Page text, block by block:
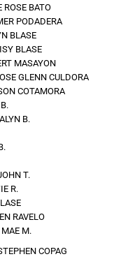
BATO
PODADERA
BLASE
BLASE
MASAYON
GLENN CULDORA
COTAMORA
B.
T.
R.
RAVELO
M.
COPAG